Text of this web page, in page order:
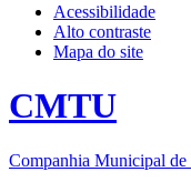
Acessibilidade
Alto contraste
Mapa do site
CMTU
Companhia Municipal